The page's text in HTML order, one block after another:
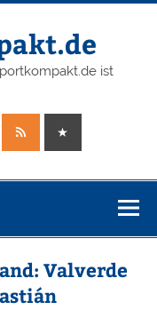
ist
Valverde